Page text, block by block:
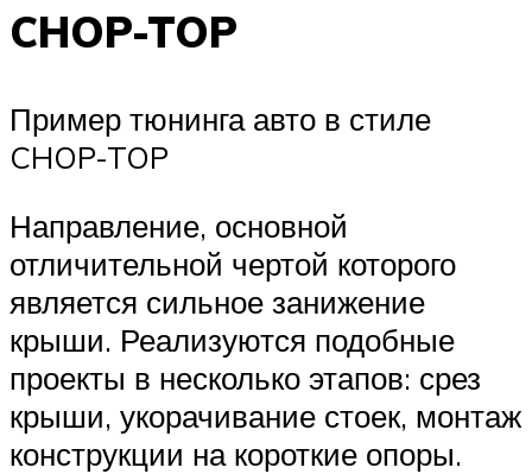
CHOP-TOP
Пример тюнинга авто в стиле
CHOP-TOP
Направление, основной
отличительной чертой которого
является сильное занижение
крыши. Реализуются подобные
проекты в несколько этапов: срез
крыши, укорачивание стоек, монтаж
конструкции на короткие опоры.